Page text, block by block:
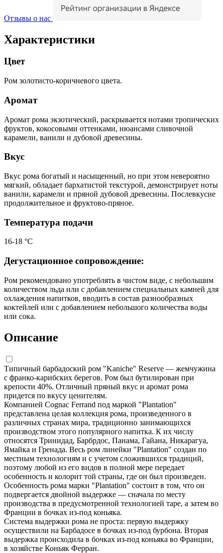
Отзывы о нас
Характеристики
Цвет
Ром золотисто-коричневого цвета.
Аромат
Аромат рома экзотический, раскрывается нотами тропических
фруктов, кокосовыми оттенками, нюансами сливочной
карамели, ванили и дубовой древесины.
Вкус
Вкус рома богатый и насыщенный, но при этом невероятно
мягкий, обладает бархатистой текстурой, демонстрирует ноты
ванили, карамели и пряной дубовой древесины. Послевкусие
продолжительное и фруктово-пряное.
Температура подачи
16-18 °С
Дегустационное сопровождение:
Ром рекомендовано употреблять в чистом виде, с небольшим
количеством льда или с добавлением специальных камней для
охлаждения напитков, вводить в состав разнообразных
коктейлей или с добавлением небольшого количества воды
или сока.
Описание
Типичный барбадоский ром "Kaniche" Reserve — жемчужина
с франко-карибских берегов. Ром был бутилирован при
крепости 40%. Отличный пряный вкус и аромат рома
придется по вкусу ценителям.
Компанией Cognac Ferrand под маркой "Plantation"
представлена целая коллекция рома, произведенного в
различных странах мира, традиционно занимающихся
производством этого популярного напитка. К их числу
относятся Тринидад, Барбрдос, Панама, Гайана, Никарагуа,
Ямайка и Гренада. Весь ром линейки "Plantation" создан по
местным технологиям и с учетом сложившихся традиций,
поэтому любой из его видов в полной мере передает
особенность и колорит той страны, где он был произведен.
Особенность рома марки "Plantation" состоит в том, что он
подвергается двойной выдержке — сначала по месту
производства в предусмотренной технологией таре, а затем во
Франции в бочках из-под коньяка.
Система выдержки рома не проста: первую выдержку
осуществили на Барбадосе в бочках из-под бурбона. Вторая
выдержка происходила в бочках из-под коньяка во Франции,
в хозяйстве Коньяк Ферран.